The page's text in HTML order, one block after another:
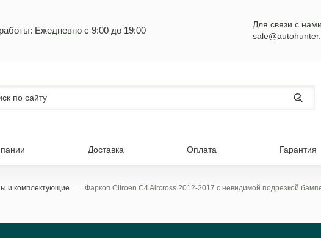
Ежедневно с 9:00 до 19:00
Для связи с
Доставка Оплата Гарантия
и комплектующие Фаркоп Citroen C4 Aircross 2012-2017 с невидимой подрезкой